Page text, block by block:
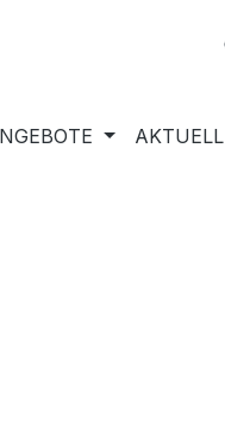
AKTUELL